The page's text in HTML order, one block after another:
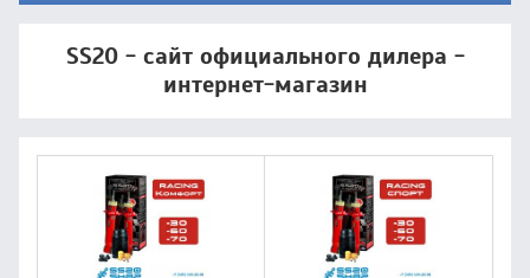
SS20 - сайт официального дилера -
интернет-магазин